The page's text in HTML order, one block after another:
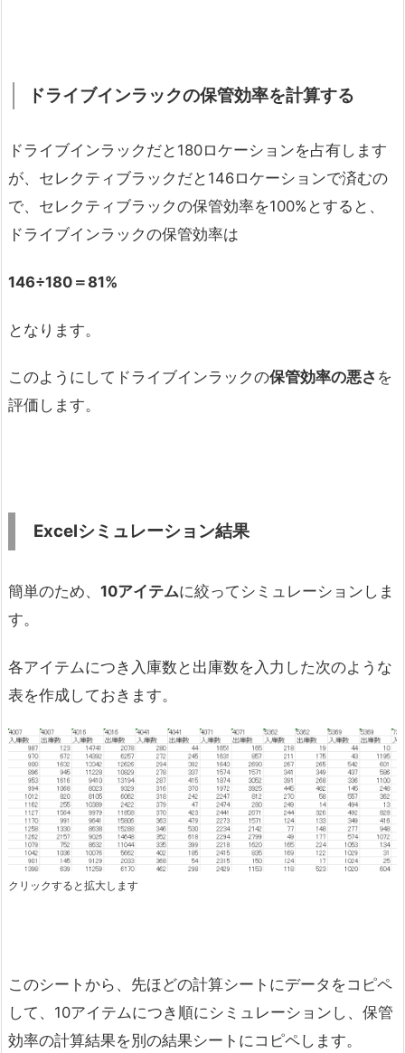
ドライブインラックの保管効率を計算する
ドライブインラックだと180ロケーションを占有します
が、セレクティブラックだと146ロケーションで済むの
で、セレクティブラックの保管効率を100%とすると、
ドライブインラックの保管効率は
146÷180 ＝81%
となります。
このようにしてドライブインラックの保管効率の悪さ を
評価します。
Excelシミュレーション結果
簡単のため、 10アイテムに絞ってシミュレーションしま
す。
各アイテムにつき入庫数と出庫数を入力した次のような
表を作成しておきます。
クリックすると拡大します
このシートから、先ほどの計算シートにデータをコピペ
して、10アイテムにつき順にシミュレーションし、保管
効率の計算結果を別の結果シートにコピペします。